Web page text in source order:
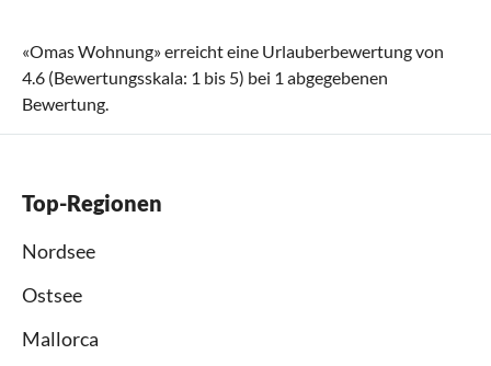
«Omas Wohnung» erreicht eine Urlauberbewertung von
4.6 (Bewertungsskala: 1 bis 5) bei 1 abgegebenen
Bewertung.
Top-Regionen
Nordsee
Ostsee
Mallorca